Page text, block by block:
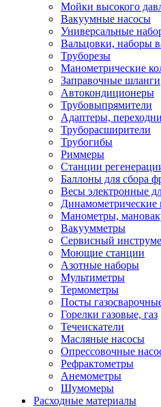
Мойки высокого
Вакуумные насосы
Универсальные
Вальцовки, наборы
Труборезы
Манометрические
Заправочные шланги
Автокондиционеры
Трубовыпрямители
Адаптеры,
Труборасширители
Трубогибы
Риммеры
Станции
Баллоны для сбора
Весы электронные
Динамометрические
Манометры,
Вакуумметры
Сервисный
Моющие станции
Азотные наборы
Мультиметры
Термометры
Посты
Горелки газовые, газ
Течеискатели
Масляные насосы
Опрессовочные
Рефрактометры
Анемометры
Шумомеры
Расходные материалы